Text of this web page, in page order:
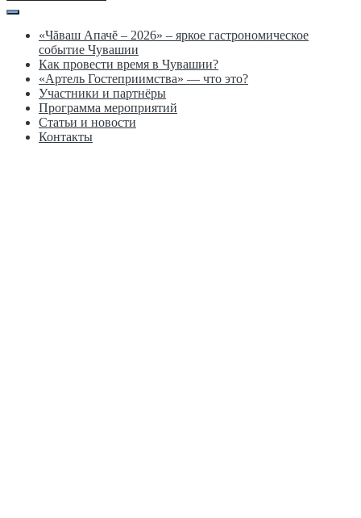
«Чăваш Апачĕ – 2026» – яркое гастрономическое
событие Чувашии
Как провести время в Чувашии?
«Артель Гостеприимства» — что это?
Участники и партнёры
Программа мероприятий
Статьи и новости
Контакты